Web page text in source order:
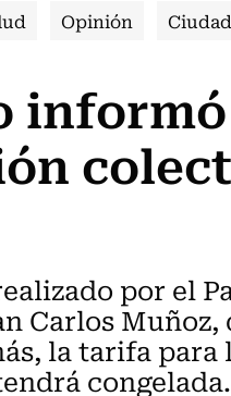
Opinión Ciudad
por el
Carlos
la tarifa
congelada.